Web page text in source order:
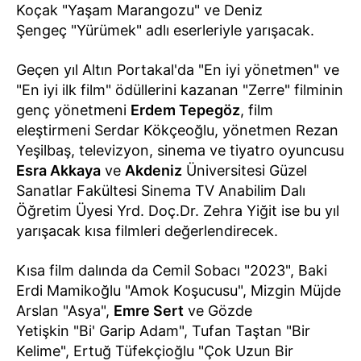
Koçak "Yaşam Marangozu" ve Deniz
Şengeç "Yürümek" adlı eserleriyle yarışacak.
Geçen yıl Altın Portakal'da "En iyi yönetmen" ve
"En iyi ilk film" ödüllerini kazanan "Zerre" filminin
genç yönetmeni Erdem Tepegöz, film
eleştirmeni Serdar Kökçeoğlu, yönetmen Rezan
Yeşilbaş, televizyon, sinema ve tiyatro oyuncusu
Esra Akkaya ve Akdeniz Üniversitesi Güzel
Sanatlar Fakültesi Sinema TV Anabilim Dalı
Öğretim Üyesi Yrd. Doç.Dr. Zehra Yiğit ise bu yıl
yarışacak kısa filmleri değerlendirecek.
Kısa film dalında da Cemil Sobacı "2023", Baki
Erdi Mamikoğlu "Amok Koşucusu", Mizgin Müjde
Arslan "Asya", Emre Sert ve Gözde
Yetişkin "Bi' Garip Adam", Tufan Taştan "Bir
Kelime", Ertuğ Tüfekçioğlu "Çok Uzun Bir